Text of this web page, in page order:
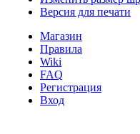
Версия для печати
Магазин
Правила
Wiki
FAQ
Регистрация
Вход